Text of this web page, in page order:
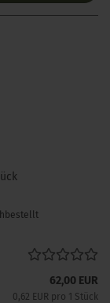
62,00 EUR
0,62 EUR pro 1 Stück